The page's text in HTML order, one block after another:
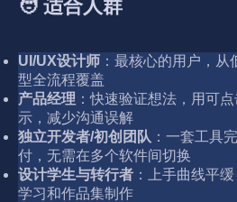
UI/UX设计师 ：最核心的用户，
型全流程覆盖
产品经理 ：快速验证想法，用可
示，减少沟通误解
独立开发者/初创团队 ：一套工具
付，无需在多个软件间切换
设计学生与转行者 ：上手曲线平
学习和作品集制作